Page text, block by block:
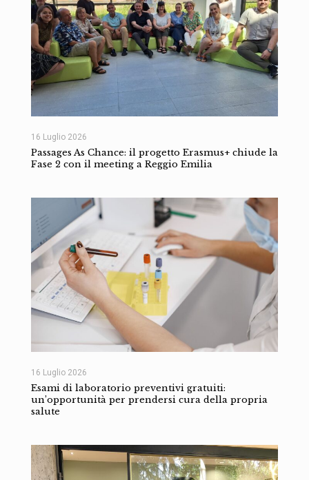
16 Luglio 2026
Passages As Chance: il progetto Erasmus+ chiude la
Fase 2 con il meeting a Reggio Emilia
16 Luglio 2026
Esami di laboratorio preventivi gratuiti:
un’opportunità per prendersi cura della propria
salute